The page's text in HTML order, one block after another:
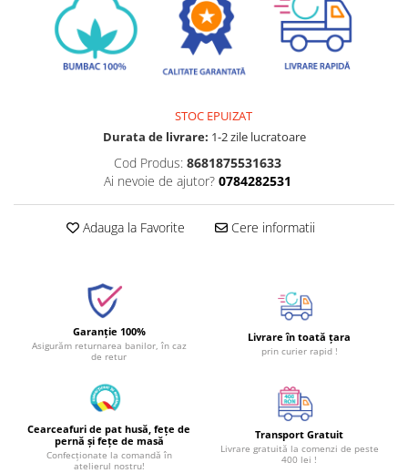
STOC EPUIZAT
Durata de livrare: 1-2 zile lucratoare
Cod Produs: 8681875531633
Ai nevoie de ajutor? 0784282531
Adauga la Favorite Cere informatii
Garanție 100%
Asigurăm returnarea banilor, în caz
de retur
Livrare în toată țara
prin curier rapid !
Cearceafuri de pat husă, fețe de
pernă și fețe de masă
Confecționate la comandă în
atelierul nostru!
Transport Gratuit
Livrare gratuită la comenzi de peste
400 lei !